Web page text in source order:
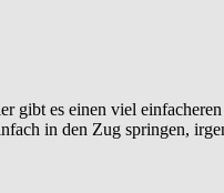
es einen viel
in den Zug springen,